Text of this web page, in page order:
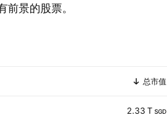
前景的股票。
总市值
2.33 T SGD